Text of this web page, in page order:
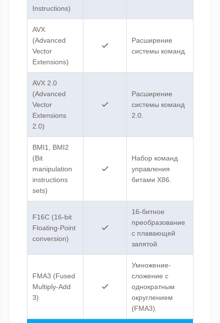
Instructions)
AVX
(Advanced
Vector
Extensions)
Расширение
системы команд.
AVX 2.0
(Advanced
Vector
Extensions
2.0)
Расширение
системы команд
2.0.
BMI1, BMI2
(Bit
manipulation
instructions
sets)
Набор команд
управления
битами X86.
F16C (16-bit
Floating-Point
conversion)
16-битное
преобразование
с плавающей
запятой.
FMA3 (Fused
Multiply-Add
3)
Умножение-
сложение с
однократным
округлением
(FMA3).